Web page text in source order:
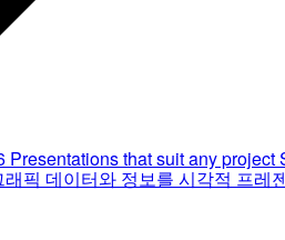
Presentations that suit any project
픽 데이터와 정보를 시각적 프레